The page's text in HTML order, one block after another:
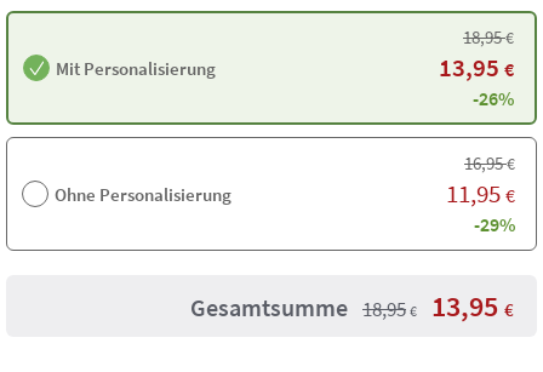
Mit Personalisierung
18,95€
13,95 €
-26%
Ohne Personalisierung
16,95€
11,95 €
-29%
Gesamtsumme 18,95 € 13,95 €